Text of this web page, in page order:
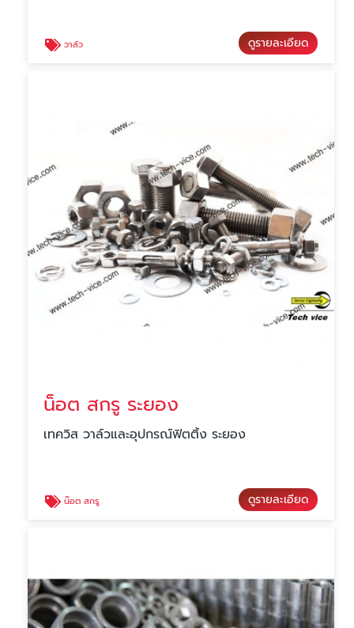
วาล์ว ดูรายละเอียด
น็อต สกรู ระยอง
เทควิส วาล์วและอุปกรณ์ฟิตติ้ง ระยอง
น๊อต สกรู ดูรายละเอียด